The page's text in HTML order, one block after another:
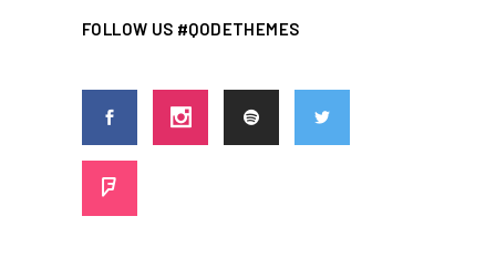
FOLLOW US #QODETHEMES